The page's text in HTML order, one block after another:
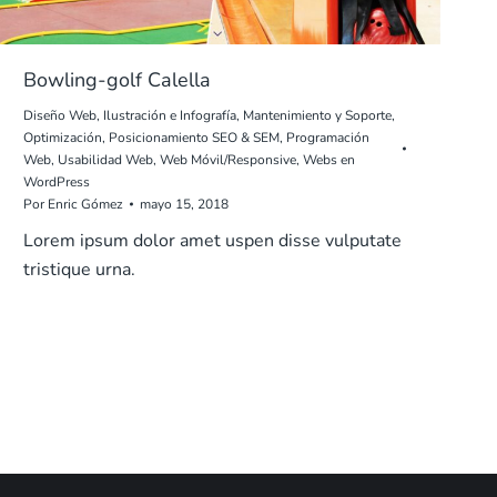
Bowling-golf Calella
Diseño Web, Ilustración e Infografía, Mantenimiento y Soporte,
Optimización, Posicionamiento SEO & SEM, Programación
Web, Usabilidad Web, Web Móvil/Responsive, Webs en
WordPress
PorEnric Gómez mayo 15, 2018
Lorem ipsum dolor amet uspen disse vulputate
tristique urna.